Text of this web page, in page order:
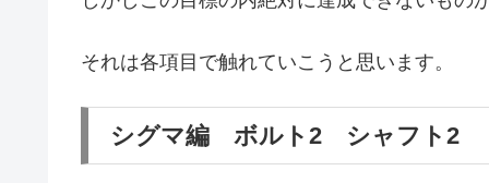
それは各項目で触れていこうと思います。
シグマ編 ボルト2 シャフト2